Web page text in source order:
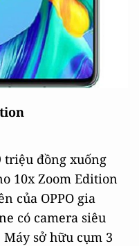
triệu đồng xuống
10x Zoom Edition
của OPPO gia
có camera siêu
sở hữu cụm 3